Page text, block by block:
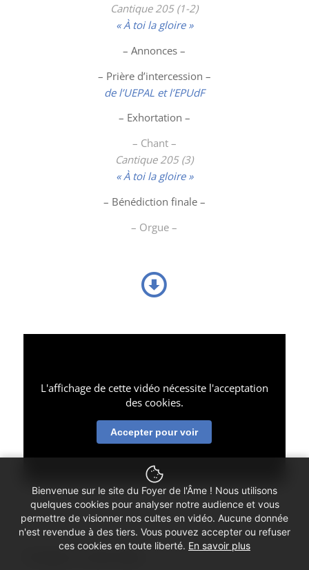
Cantique 205 (1-2)
« À toi la gloire »
– Annonces –
– Prière d’intercession –
de l’UEPAL et l’EPUdF
– Exhortation –
– Chant –
Cantique 205 (3)
« À toi la gloire »
– Bénédiction finale –
– Orgue –
L'affichage de cette vidéo nécessite l'acceptation
des cookies.
Accepter pour voir
Bienvenue sur le site du Foyer de l'Âme ! Nous utilisons
quelques cookies pour analyser notre audience et vous
permettre de visionner nos cultes en vidéo. Aucune donnée
n'est revendue à des tiers. Vous pouvez accepter ou refuser
ces cookies en toute liberté. En savoir plus